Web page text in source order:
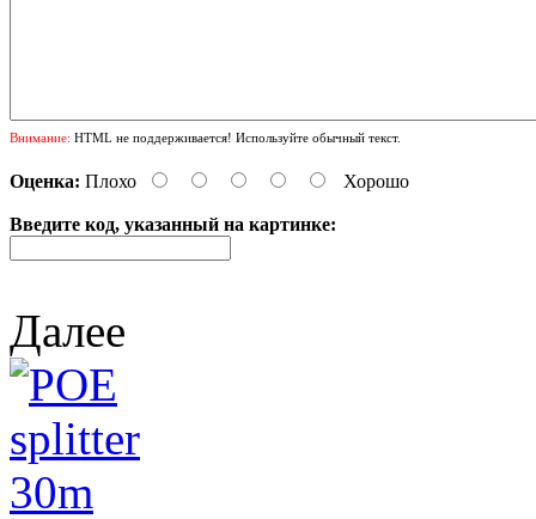
Внимание: HTML не поддерживается! Используйте обычный текст.
Оценка: Плохо Хорошо
Введите код, указанный на картинке:
Далее